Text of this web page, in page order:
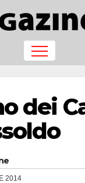
dei
2014